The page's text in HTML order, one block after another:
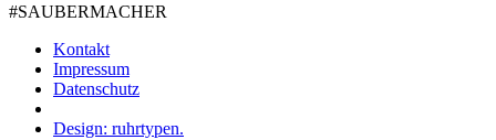
#SAUBER­MACHER
Kontakt
Impressum
Datenschutz
Design: ruhrtypen.